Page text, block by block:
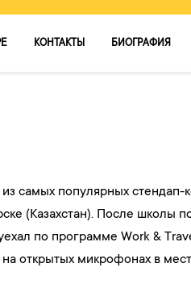
КОНТАКТЫ БИОГРАФИЯ
самых популярных
(Казахстан). После школы
по программе Work &
открытых микрофонах в